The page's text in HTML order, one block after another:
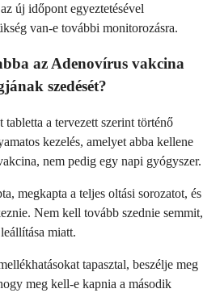
új időpont egyeztetésével
van-e további monitorozásra.
az Adenovírus vakcina
szedését?
a tervezett szerint történő
kezelés, amelyet abba kellene
nem pedig egy napi gyógyszer.
megkapta a teljes oltási sorozatot, és
Nem kell tovább szednie semmit,
miatt.
tapasztal, beszélje meg
meg kell-e kapnia a második